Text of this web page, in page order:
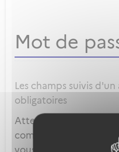
Mot de
Les champs suivis
obligatoires
Attention, ce mot de
compte local et en